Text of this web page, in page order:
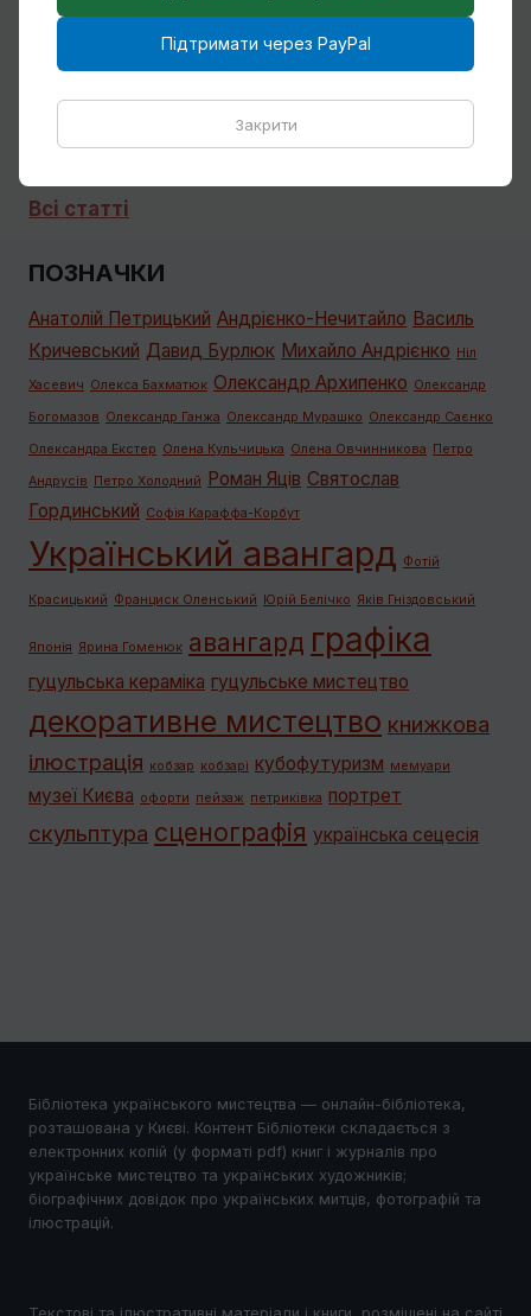
Всі статті
ПОЗНАЧКИ
Анатолій Петрицький Андрієнко-Нечитайло Василь
Кричевський Давид Бурлюк Михайло Андрієнко Ніл
Хасевич Олекса Бахматюк Олександр Архипенко Олександр
Богомазов Олександр Ганжа Олександр Мурашко Олександр Саєнко
Олександра Екстер Олена Кульчицька Олена Овчинникова Петро
Андрусів Петро Холодний Роман Яців Святослав
Гординський Софія Караффа-Корбут
Український авангард Фотій
Красицький Франциск Оленський Юрій Белічко Яків Гніздовський
Японія Ярина Гоменюк авангард графiка
гуцульська кераміка гуцульське мистецтво
декоративне мистецтво книжкова
ілюстрація кобзар кобзарі кубофутуризм мемуари
музеї Києва офорти пейзаж петриківка портрет
скульптура сценографія українська сецесія
Бібліотека українського мистецтва — онлайн-бібліотека,
розташована у Києві. Контент Бібліотеки складається з
електронних копій (у форматі pdf) книг і журналів про
українське мистецтво та українських художників;
біографічних довідок про українських митців, фотографій та
ілюстрацій.
Підтримати через PayPal
Закрити